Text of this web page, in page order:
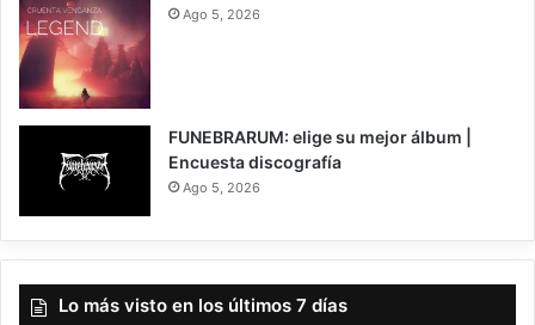
7
Ago 5, 2026
FUNEBRARUM: elige su mejor álbum |
Encuesta discografía
Ago 5, 2026
Lo más visto en los últimos 7 días